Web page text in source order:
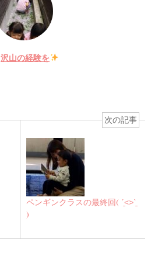
沢山の経験を
次の記事
ペンギンクラスの最終回( ˊ̱˂˃ˋ̱
)